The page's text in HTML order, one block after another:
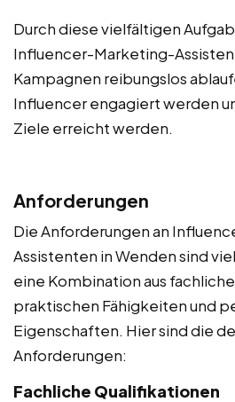
Durch diese vielfältigen
Influencer-Marketing-
Kampagnen reibungslos
Influencer engagiert werden
Ziele erreicht werden.
Anforderungen
Die Anforderungen an
Assistenten in Wenden sind
eine Kombination aus
praktischen Fähigkeiten und
Eigenschaften. Hier sind die
Anforderungen:
Fachliche Qualifikationen